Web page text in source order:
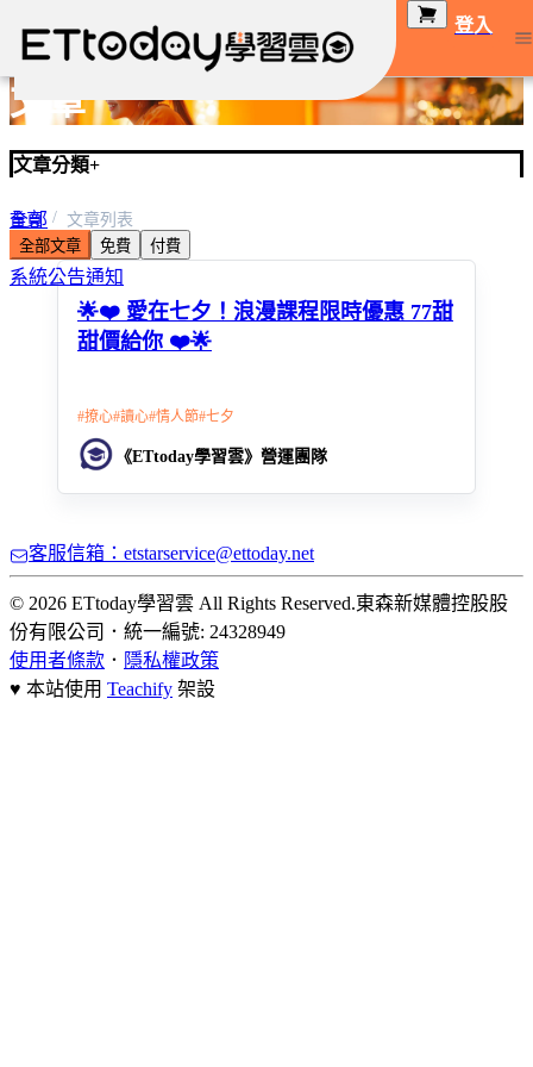
登入
文章
文章分類+
全部
優惠活動
系統公告通知
首頁
文章列表
全部文章
免費 付費
🌟❤️ 愛在七夕！浪漫課程限時優惠 77甜
甜價給你 ❤️🌟
#撩心#讀心#情人節#七夕
《ETtoday學習雲》營運團隊
客服信箱：etstarservice@ettoday.net
© 2026 ETtoday學習雲 All Rights Reserved.東森新媒體控股股
份有限公司 ． 統一編號: 24328949
使用者條款 ． 隱私權政策
♥ 本站使用 Teachify 架設